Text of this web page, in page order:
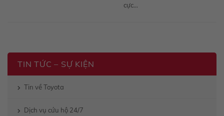
TIN TỨC – SỰ KIỆN
Tin về Toyota
Dịch vụ cứu hộ 24/7
cực...